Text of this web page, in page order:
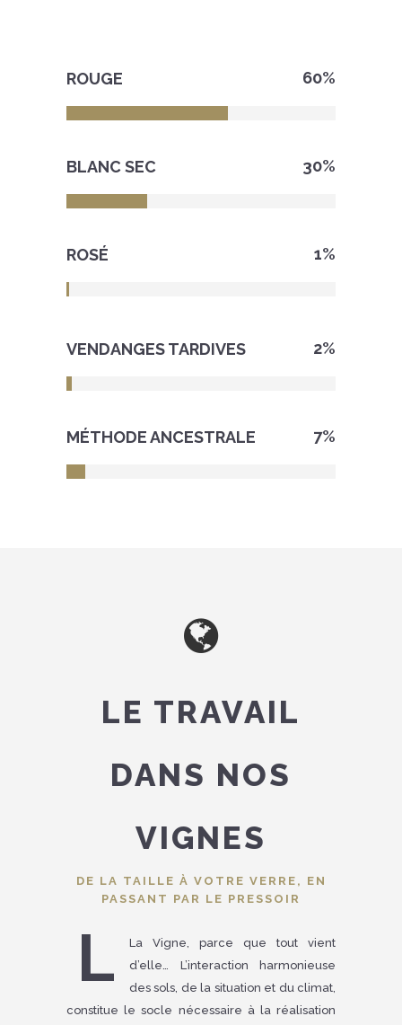
ROUGE 60%
BLANC SEC 30%
ROSÉ 1%
VENDANGES TARDIVES 2%
MÉTHODE ANCESTRALE 7%
LE TRAVAIL
DANS NOS
VIGNES
DE LA TAILLE À VOTRE VERRE, EN
PASSANT PAR LE PRESSOIR
L
La Vigne, parce que tout vient
d’elle… L’interaction harmonieuse
des sols, de la situation et du climat,
constitue le socle nécessaire à la réalisation